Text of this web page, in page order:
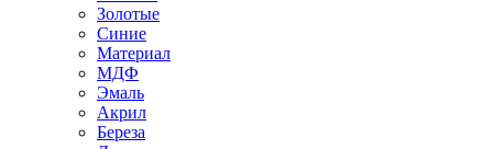
Золотые
Синие
Материал
МДФ
Эмаль
Акрил
Береза